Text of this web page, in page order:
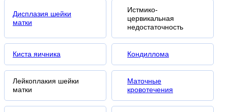
Дисплазия шейки
матки
Истмико-
цервикальная
недостаточность
Киста яичника Кондиллома
Лейкоплакия шейки
матки
Маточные
кровотечения